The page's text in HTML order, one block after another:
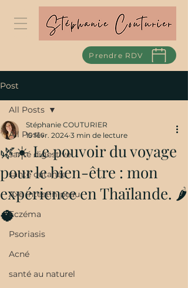
Prendre RDV
Post
All Posts
santé digestive
santé cutanée
Axe intestin-peau
Eczéma
Psoriasis
Acné
santé au naturel
All Posts
🌿☀️ Le pouvoir du voyage
pour le bien-être : mon
expérience en Thaïlande. 🌶️
🥥
Stéphanie COUTURIER
15 févr. 2024 3 min de lecture